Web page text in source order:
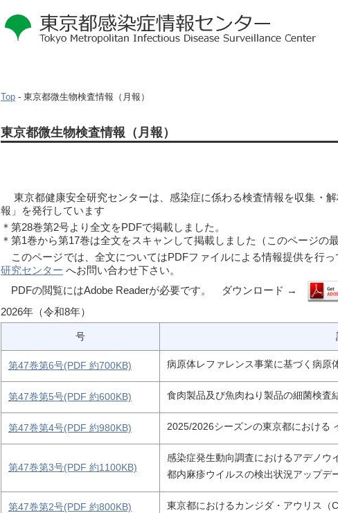
Top - 東京都微生物検査情報（月報）
本
文
東京都微生物検査情報（月報）
東京都健康安全研究センターは、感染症に係わる検査情報を収集・
報」を発行しています
＊第28巻第2号より全文をPDFで掲載しました。
＊第1巻から第17巻は全文をスキャンして掲載しました（このページの
このページでは、全文についてはPDFファイルによる情報提供を行っ
研究センター へお問い合わせ下さい。
PDFの閲覧にはAdobe Readerが必要です。　ダウンロード →
2026年（令和8年）
号
第47巻第6号(PDF 約700KB) 病原体レファレンス事業に基づく病原
第47巻第5号(PDF 約600KB) 食肉製品及び魚肉ねり製品の細菌検査
第47巻第4号(PDF 約980KB) 2025/2026シーズンの東京都における
第47巻第3号(PDF 約1100KB)
感染症発生動向調査におけるアデノウ
都内麻疹ウイルスの検出状況アップデ
第47巻第2号(PDF 約800KB) 東京都におけるカンジダ・アウリス（